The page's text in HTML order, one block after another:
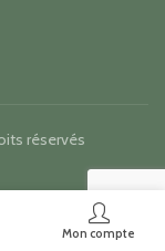
réservés
Mon compte